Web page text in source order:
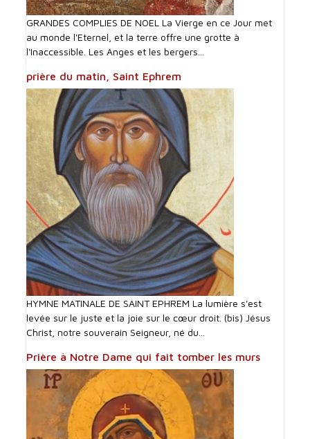
GRANDES COMPLIES DE NOEL La Vierge en ce Jour met
au monde l'Eternel, et la terre offre une grotte à
l'Inaccessible. Les Anges et les bergers...
prière du matin, Saint Ephrem
HYMNE MATINALE DE SAINT EPHREM La lumière s'est
levée sur le juste et la joie sur le cœur droit. (bis) Jésus
Christ, notre souverain Seigneur, né du...
Prière à Notre Dame qui fait tomber les murs